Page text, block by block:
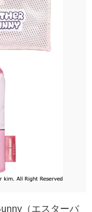
（エスターバ